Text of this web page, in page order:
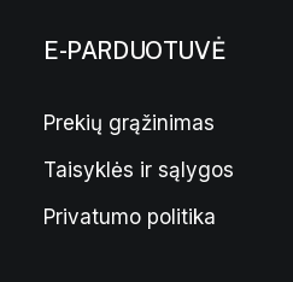
E-PARDUOTUVĖ
Prekių grąžinimas
Taisyklės ir sąlygos
Privatumo politika